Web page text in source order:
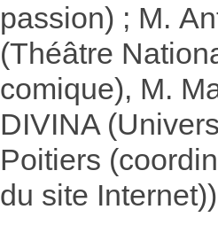
passion) ; M.
(Théâtre
comique), M.
DIVINA
Poitiers
du site